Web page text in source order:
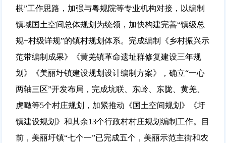
棋”工作思路，加强与粤规院等专业机构对接，以编制
镇域国土空间总体规划为统领，加快构建完善“镇级总
规+村级详规”的镇村规划体系。完成编制《乡村振兴示
范带编制成果》《黄羌镇革命遗址群修复建设三年规
划》《美丽圩镇建设规划设计编制方案》，确立“一心
两轴三区”开发布局，完成坑联、东岭、东陇、黄羌、
虎噉等5个村庄规划，加紧推动《国土空间规划》《圩
镇建设规划》和其余13个行政村村庄规划编制工作。目
前，美丽圩镇“七个一”已完成五个，美丽示范主街和农